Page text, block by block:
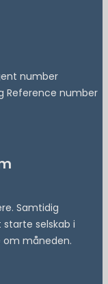
number
Reference number
Samtidig
selskab i
om måneden.